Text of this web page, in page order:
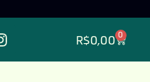
R$0,00 0